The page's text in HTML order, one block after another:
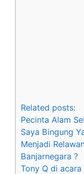
Related posts:
Pecinta Alam
Saya Bingung
Menjadi
Banjarnegara ?
Tony Q di acara